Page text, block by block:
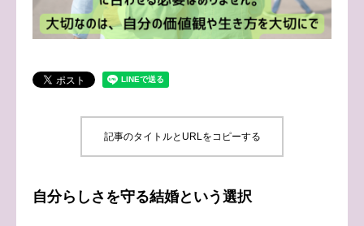
記事のタイトルとURLをコピーする
自分らしさを守る結婚という選択
ブログ